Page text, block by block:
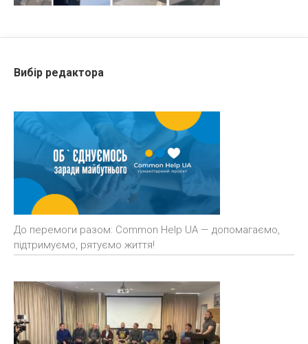
Вибір редактора
До перемоги разом: Common Help UA — допомагаємо,
підтримуємо, рятуємо життя!